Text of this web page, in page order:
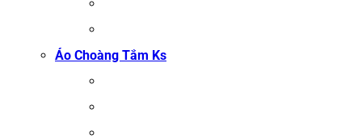
Áo Choàng Tắm Ks